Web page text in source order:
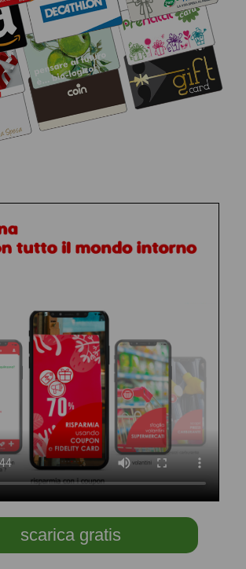
scarica gratis